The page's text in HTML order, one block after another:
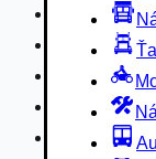
Autobusy
Vodné/
Obytné